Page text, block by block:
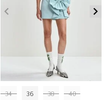
34 36 38 40